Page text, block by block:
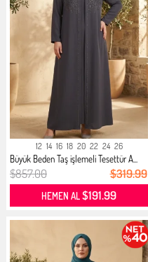
12 14 16 18 20 22 24 26
Büyük Beden Taş işlemeli Tesettür A...
$857.00 $319.99
HEMEN AL$191.99